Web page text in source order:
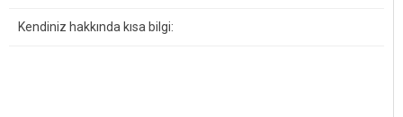
Kendiniz hakkında kısa bilgi: